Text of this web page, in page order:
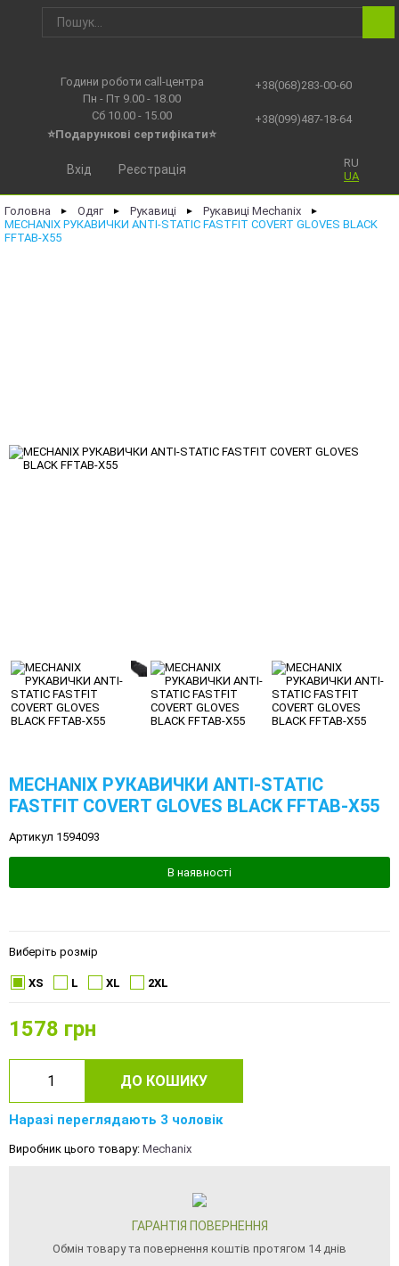
Години роботи call-центра
Пн - Пт 9.00 - 18.00
Сб 10.00 - 15.00
⭐Подарункові сертифікати⭐
+38(068)283-00-60
+38(099)487-18-64
RU
UA
Вхід Реєстрація
Головна ► Одяг ► Рукавиці ► Рукавиці Mechanix ►
MECHANIX РУКАВИЧКИ ANTI-STATIC FASTFIT COVERT GLOVES BLACK
FFTAB-X55
MECHANIX РУКАВИЧКИ ANTI-STATIC
FASTFIT COVERT GLOVES BLACK FFTAB-X55
Артикул 1594093
В наявності
Виберіть розмір
XS L XL 2XL
1578 грн
ДО КОШИКУ
Наразі переглядають 3 чоловік
Виробник цього товару: Mechanix
ГАРАНТІЯ ПОВЕРНЕННЯ
Обмін товару та повернення коштів протягом 14 днів